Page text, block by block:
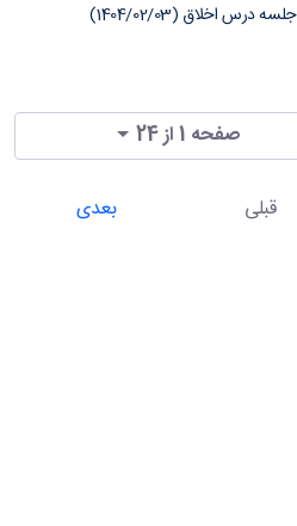
جلسه درس اخلاق (1404/02/03)
صفحه 1 از 24
قبلی بعدی